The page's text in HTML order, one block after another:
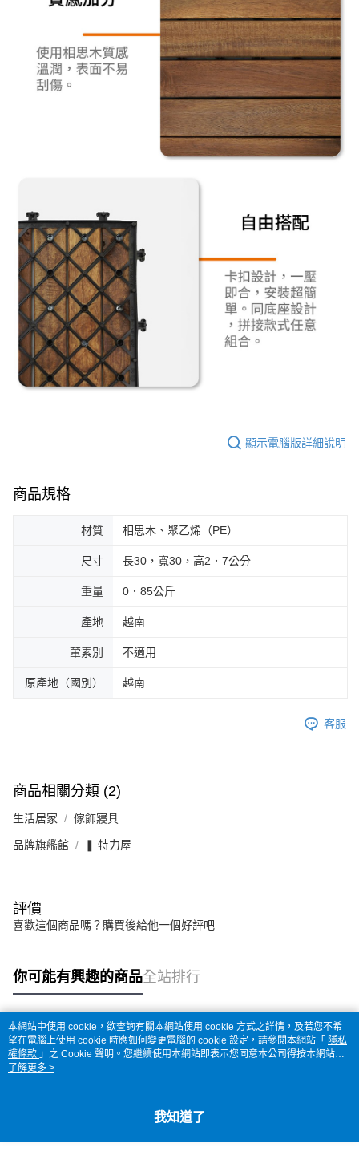
顯示電腦版詳細說明
商品規格
材質 相思木、聚乙烯（PE）
尺寸 長30，寬30，高2．7公分
重量 0．85公斤
產地 越南
葷素別 不適用
原產地（國別） 越南
客服
商品相關分類 (2)
生活居家 傢飾寢具
品牌旗艦館 ❚ 特力屋
評價
喜歡這個商品嗎？購買後給他一個好評吧
你可能有興趣的商品全站排行
熱門標籤
本網站中使用 cookie，欲查詢有關本網站使用 cookie 方式之詳情，及若您不希
望在電腦上使用 cookie 時應如何變更電腦的 cookie 設定，請參閱本網站「 隱私
權條款 」之 Cookie 聲明。您繼續使用本網站即表示您同意本公司得按本網站使
用條款之 Cookie 聲明使用 cookie。
了解更多 >
我知道了